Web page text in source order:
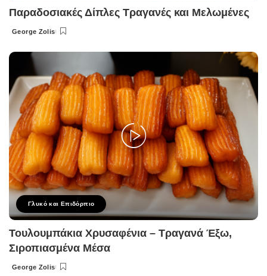
Παραδοσιακές Δίπλες Τραγανές και Μελωμένες
Posted
George Zolis
Γλυκό και Επιδόρπιο
Τουλουμπάκια Χρυσαφένια – Τραγανά Έξω,
Σιροπιασμένα Μέσα
Posted
George Zolis